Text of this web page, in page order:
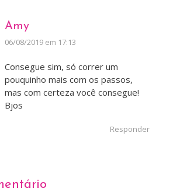
Amy
disse:
06/08/2019 em 17:13
Consegue sim, só correr um
pouquinho mais com os passos,
mas com certeza você consegue!
Bjos
Responder